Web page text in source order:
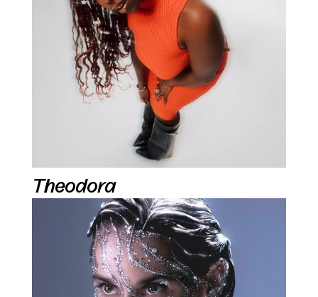
Theodora